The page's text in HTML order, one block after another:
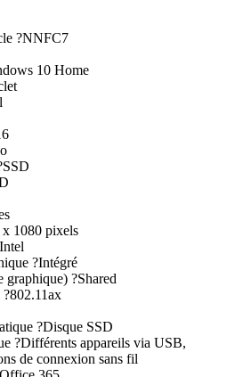
?NNFC7
10 Home
x 1080 pixels
?Intégré
graphique) ?Shared
?Disque SSD
?Différents appareils via USB,
de connexion sans fil